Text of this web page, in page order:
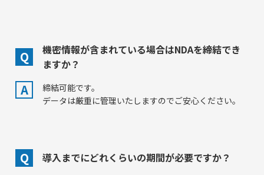
Q
機密情報が含まれている場合はNDAを締結でき
ますか？
A
締結可能です。
データは厳重に管理いたしますのでご安心ください。
Q 導入までにどれくらいの期間が必要ですか？